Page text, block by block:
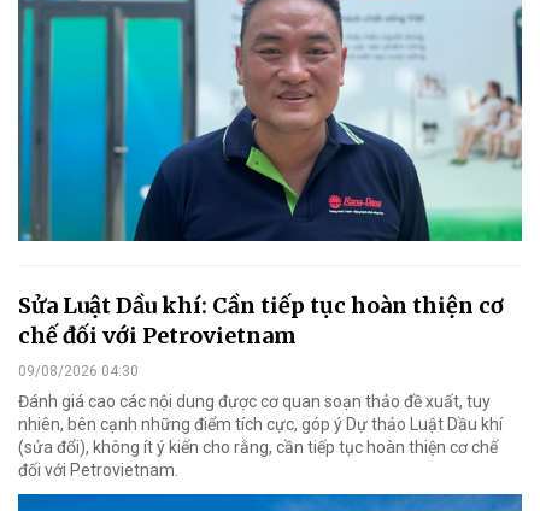
Sửa Luật Dầu khí: Cần tiếp tục hoàn thiện cơ
chế đối với Petrovietnam
09/08/2026 04:30
Đánh giá cao các nội dung được cơ quan soạn thảo đề xuất, tuy
nhiên, bên cạnh những điểm tích cực, góp ý Dự thảo Luật Dầu khí
(sửa đổi), không ít ý kiến cho rằng, cần tiếp tục hoàn thiện cơ chế
đối với Petrovietnam.